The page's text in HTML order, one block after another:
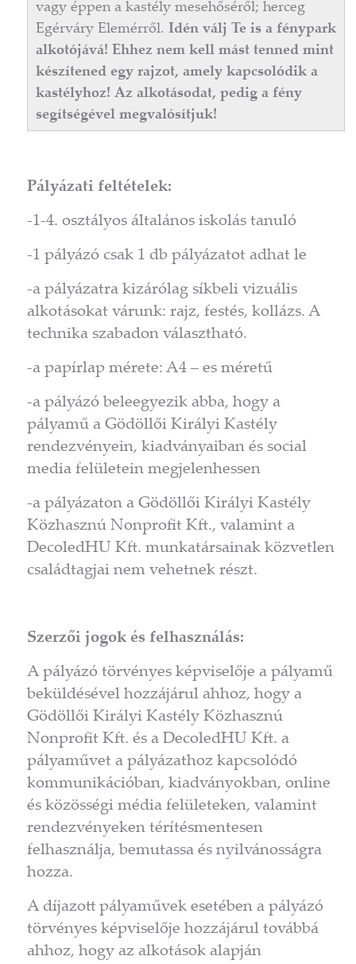
vagy éppen a kastély mesehőséről; herceg
Egérváry Elemérről. Idén válj Te is a fénypark
alkotójává! Ehhez nem kell mást tenned mint
készítened egy rajzot, amely kapcsolódik a
kastélyhoz! Az alkotásodat, pedig a fény
segítségével megvalósítjuk!
Pályázati feltételek:
-1-4. osztályos általános iskolás tanuló
-1 pályázó csak 1 db pályázatot adhat le
-a pályázatra kizárólag síkbeli vizuális
alkotásokat várunk: rajz, festés, kollázs. A
technika szabadon választható.
-a papírlap mérete: A4 – es méretű
-a pályázó beleegyezik abba, hogy a
pályamű a Gödöllői Királyi Kastély
rendezvényein, kiadványaiban és social
media felületein megjelenhessen
-a pályázaton a Gödöllői Királyi Kastély
Közhasznú Nonprofit Kft., valamint a
DecoledHU Kft. munkatársainak közvetlen
családtagjai nem vehetnek részt.
Szerzői jogok és felhasználás:
A pályázó törvényes képviselője a pályamű
beküldésével hozzájárul ahhoz, hogy a
Gödöllői Királyi Kastély Közhasznú
Nonprofit Kft. és a DecoledHU Kft. a
pályaművet a pályázathoz kapcsolódó
kommunikációban, kiadványokban, online
és közösségi média felületeken, valamint
rendezvényeken térítésmentesen
felhasználja, bemutassa és nyilvánosságra
hozza.
A díjazott pályaművek esetében a pályázó
törvényes képviselője hozzájárul továbbá
ahhoz, hogy az alkotások alapján